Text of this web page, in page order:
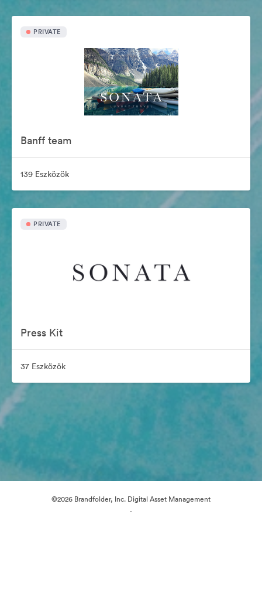
PRIVATE
Banff team
139 Eszközök
PRIVATE
Press Kit
37 Eszközök
©2026 Brandfolder, Inc. Digital Asset Management
·